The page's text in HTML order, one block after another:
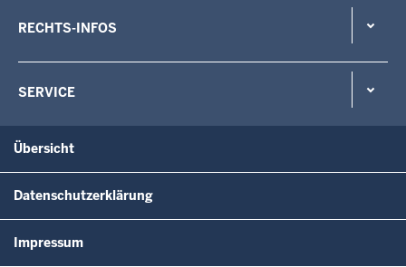
RECHTS-INFOS
SERVICE
Übersicht
Datenschutzerklärung
Impressum